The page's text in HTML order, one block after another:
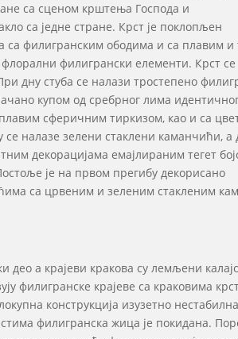
са сценом крштења Господа и
са једне стране. Крст је поклопљен
филигранским ободима и са плавим и
флорални филигрански елементи. Крст се
дну стуба се налази тростепено
купом од сребрног лима
сферичним тиркизом, као и са
налазе зелени стаклени каманчићи, а
декорацијама емајлираним тегет
је на првом прегибу декорисано
са црвеним и зеленим стакленим
део а крајеви кракова су лемљени
филигранске крајеве са краковима
конструкција изузетно
филигранска жица је покидана.